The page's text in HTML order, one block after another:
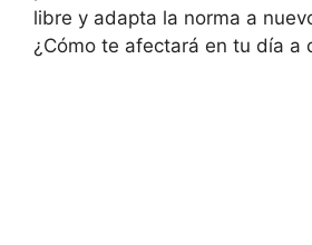
libre y adapta la norma a
¿Cómo te afectará en tu día a